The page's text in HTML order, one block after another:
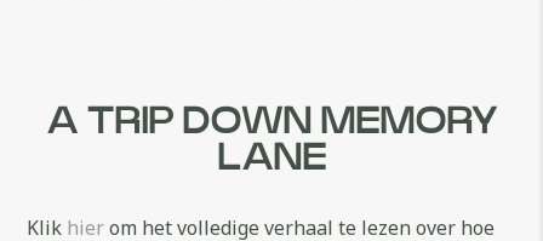
A TRIP DOWN MEMORY
LANE
Klik hierom het volledige verhaal te lezen over hoe